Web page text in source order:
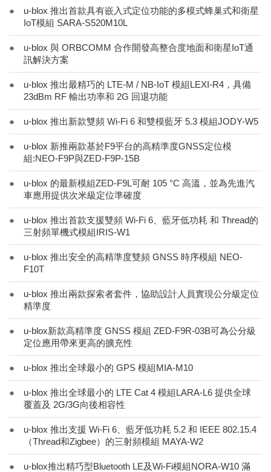
●
u-blox 推出首款具有嵌入式定位功能的多模式蜂巢式和衛星
IoT模組 SARA-S520M10L
●
u-blox 與 ORBCOMM 合作開發高整合度地面和衛星IoT通
訊解決方案
●
u-blox 推出最精巧的 LTE-M / NB-IoT 模組LEXI-R4，具備
23dBm RF 輸出功率和 2G 回退功能
● u-blox 推出新款雙頻 Wi-Fi 6 和雙模藍牙 5.3 模組JODY-W5
●
u-blox 新推兩款基於F9平台的高精準度GNSS定位模
組:NEO-F9P與ZED-F9P-15B
●
u-blox 的最新模組ZED-F9L可耐 105 °C 高溫，並為先進汽
車應用提供次米級定位準確度
●
u-blox 推出首款支援雙頻 Wi-Fi 6、藍牙低功耗 和 Thread的
三射頻單機式模組IRIS-W1
●
u-blox 推出安全的高精準度雙頻 GNSS 時序模組 NEO-
F10T
●
u-blox 推出兩款探索者套件，協助設計人員實現公分級定位
精準度
●
u-blox新款高精準度 GNSS 模組 ZED-F9R-03B可為公分級
定位應用帶來更高的擴充性
● u-blox 推出全球最小的 GPS 模組MIA-M10
●
u-blox 推出全球最小的 LTE Cat 4 模組LARA-L6 提供全球
覆蓋及 2G/3G向後相容性
●
u-blox 推出支援 Wi-Fi 6、藍牙低功耗 5.2 和 IEEE 802.15.4
（Thread和Zigbee）的三射頻模組 MAYA-W2
●
u-blox推出精巧型Bluetooth LE及Wi-Fi模組NORA-W10 滿